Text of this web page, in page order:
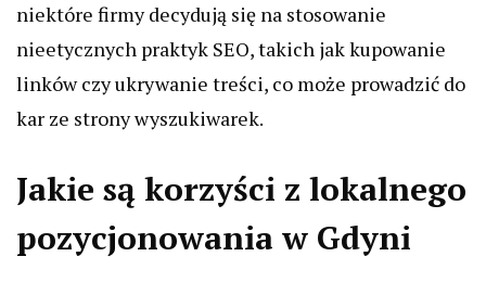
niektóre firmy decydują się na stosowanie
nieetycznych praktyk SEO, takich jak kupowanie
linków czy ukrywanie treści, co może prowadzić do
kar ze strony wyszukiwarek.
Jakie są korzyści z lokalnego
pozycjonowania w Gdyni